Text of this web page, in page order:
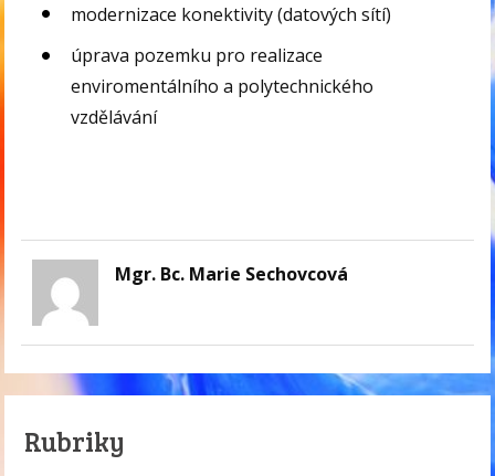
modernizace konektivity (datových sítí)
úprava pozemku pro realizace
enviromentálního a polytechnického
vzdělávání
Mgr. Bc. Marie Sechovcová
Rubriky